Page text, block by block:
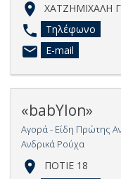
ΧΑΤΖΗΜΙΧΑΛΗ
Τηλέφωνο
E-mail
«babΥlon»
Αγορά - Είδη Πρώτης
Ανδρικά Ρούχα
ΠΟΤΙΕ 18